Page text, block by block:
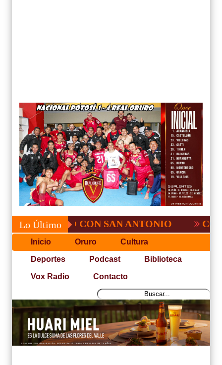
Lo Último
PUDO CON SAN ANTONIO COPA
Inicio Oruro Cultura
Deportes Podcast Biblioteca
Vox Radio Contacto